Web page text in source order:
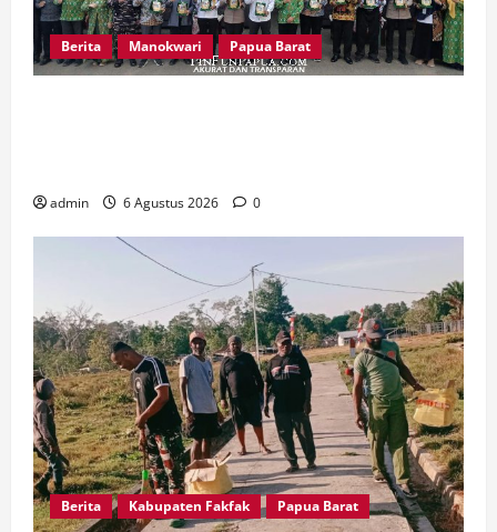
Berita Manokwari Papua Barat
admin 6 Agustus 2026 0
Berita Kabupaten Fakfak Papua Barat